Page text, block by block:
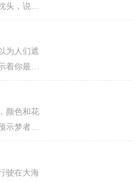
想法与观
们开始变
头，说明
望休息，
。女人梦
的运势很
可以顺利
为人们遮
着你最近
在投资方
情发展稳
姻可成，
者也要注
颜色和花
示梦者近
性朋友，
近期梦者
防偷盗。
驶在大海